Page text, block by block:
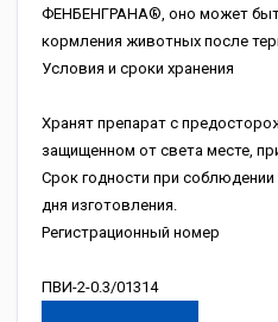
ФЕНБЕНГРАНА®, оно может
кормления животных после
Условия и сроки хранения
Хранят препарат с
защищенном от света месте,
Срок годности при соблюдении
дня изготовления.
Регистрационный номер
ПВИ-2-0.3/01314